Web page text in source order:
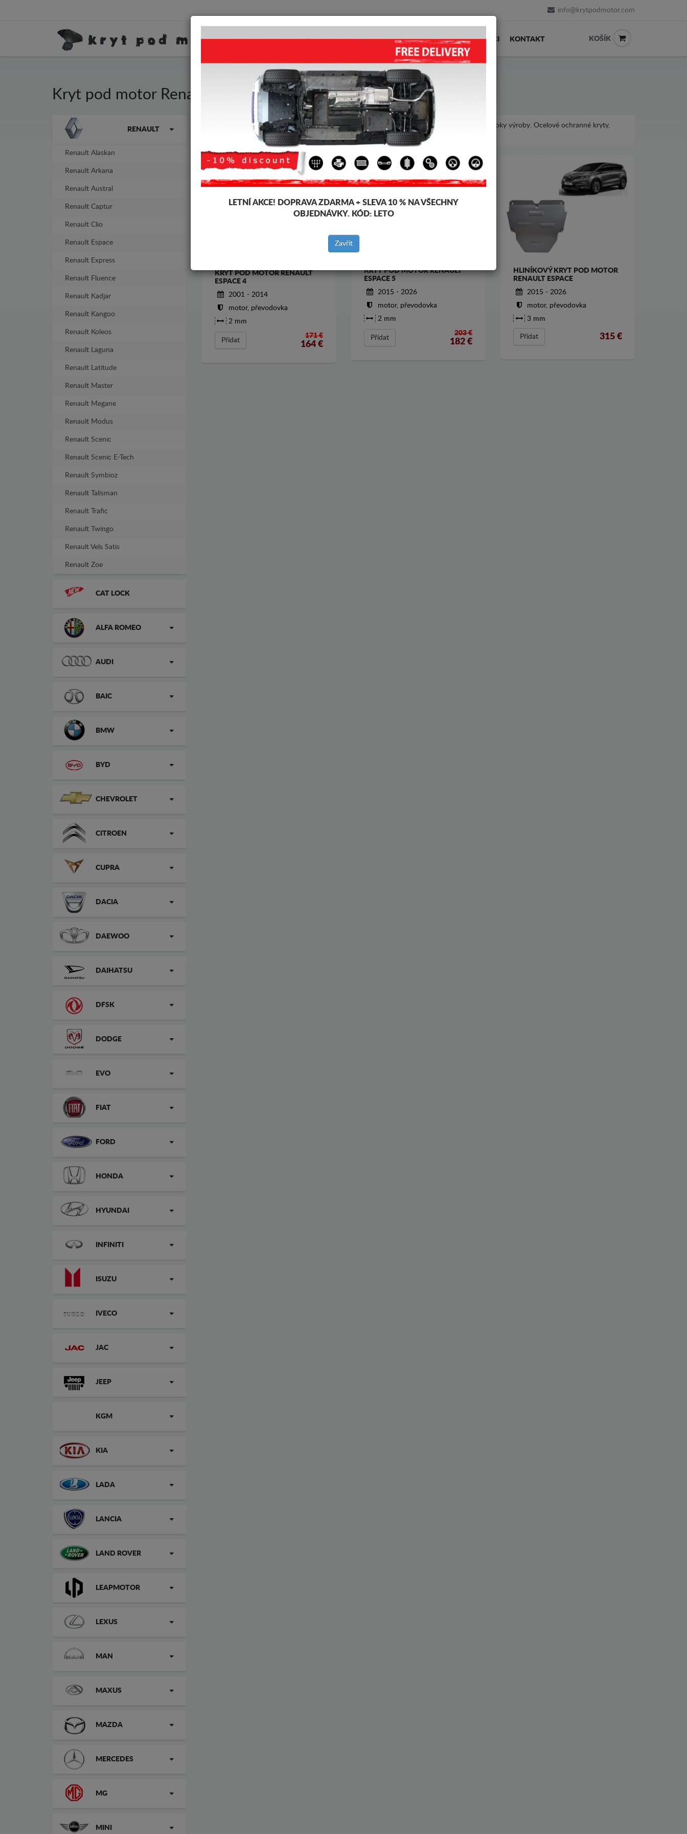
info@krytpodmotor.com
KRYT POD MOTOR HOME DOPRAVA FEEDBACK PRODEJCI KONTAKT KOŠÍK
Kryt pod motor Renault Espace
Značky vozidel RENAULT
Renault Alaskan
Renault Arkana
Renault Austral
Renault Captur
Renault Clio
Renault Espace
Renault Express
Renault Fluence
Renault Kadjar
Renault Kangoo
Renault Koleos
Renault Laguna
Renault Latitude
Renault Master
Renault Megane
Renault Modus
Renault Scenic
Renault Scenic E-Tech
Renault Symbioz
Renault Talisman
Renault Trafic
Renault Twingo
Renault Vels Satis
Renault Zoe
CAT LOCK
ALFA ROMEO
AUDI
BAIC
BMW
BYD
CHEVROLET
CITROEN
CUPRA
DACIA
DAEWOO
DAIHATSU
DFSK
DODGE
EVO
FIAT
FORD
HONDA
HYUNDAI
INFINITI
ISUZU
IVECO
JAC
JEEP
KGM
KIA
LADA
LANCIA
LAND ROVER
LEAPMOTOR
LEXUS
MAN
MAXUS
MAZDA
MERCEDES
MG
MINI
Kryt pod pro motor a převodovku pro vozidla Renault, model Renault Espace, pro různé roky výroby. Ocelové ochranné kryty,
tloušťky 2-3 mm, snadno se montují, za přijatelné ceny. Kryt pod motor Renault Espace.
-4%
KRYT POD MOTOR RENAULT
ESPACE 4
2001 - 2014
motor, převodovka
2 mm
Přídat
171 €
164€
-10%
KRYT POD MOTOR RENAULT
ESPACE 5
2015 - 2026
motor, převodovka
2 mm
Přídat
203 €
182 €
HLINÍKOVÝ KRYT POD MOTOR
RENAULT ESPACE
2015 - 2026
motor, převodovka
3 mm
Přídat 315€
LETNÍ AKCE! DOPRAVA ZDARMA + SLEVA 10 % NA VŠECHNY
OBJEDNÁVKY. KÓD: LETO
Zavřít